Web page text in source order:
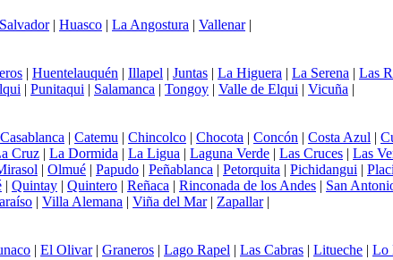
| Huasco | La Angostura | Vallenar|
| Huentelauquén | Illapel | Juntas | La Higuera | La Serena | Las
| Punitaqui | Salamanca | Tongoy | Valle de Elqui | Vicuña |
Casablanca | Catemu | Chincolco | Chocota | Concón | Costa Azul |
Cruz | La Dormida | La Ligua | Laguna Verde | Las Cruces | Las
| Olmué | Papudo | Peñablanca | Petorquita | Pichidangui |
| Quintay | Quintero | Reñaca | Rinconada de los Andes | San
| Villa Alemana | Viña del Mar| Zapallar|
| El Olivar| Graneros | Lago Rapel | Las Cabras | Litueche | Lo